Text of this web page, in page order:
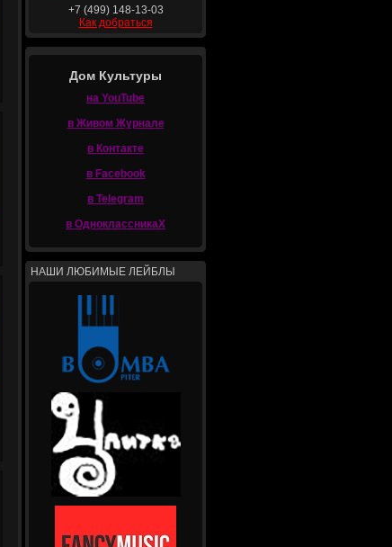
+7 (499) 148-13-03
Как добраться
Дом Культуры
на YouTube
в Живом Журнале
в Контакте
в Facebook
в Telegram
в ОдноклассникаХ
НАШИ ЛЮБИМЫЕ ЛЕЙБЛЫ